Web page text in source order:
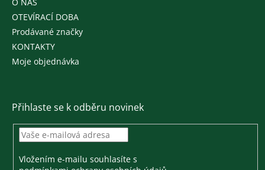
OTEVÍRACÍ DOBA
Prodávané značky
KONTAKTY
Moje objednávka
Přihlaste se k odběru novinek
Vložením e-mailu souhlasíte s